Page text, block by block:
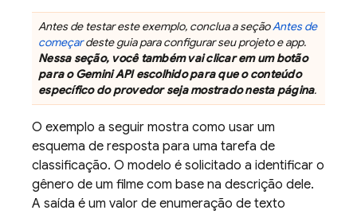
Antes de testar este exemplo, conclua a seçãoAntes de
começardeste guia para configurar seu projeto e app.
Nessa seção, você também vai clicar em um botão
para oGemini APIescolhido para que o conteúdo
específico do provedor seja mostrado nesta página.
O exemplo a seguir mostra como usar um
esquema de resposta para uma tarefa de
classificação. O modelo é solicitado a identificar o
gênero de um filme com base na descrição dele.
A saída é um valor de enumeração de texto